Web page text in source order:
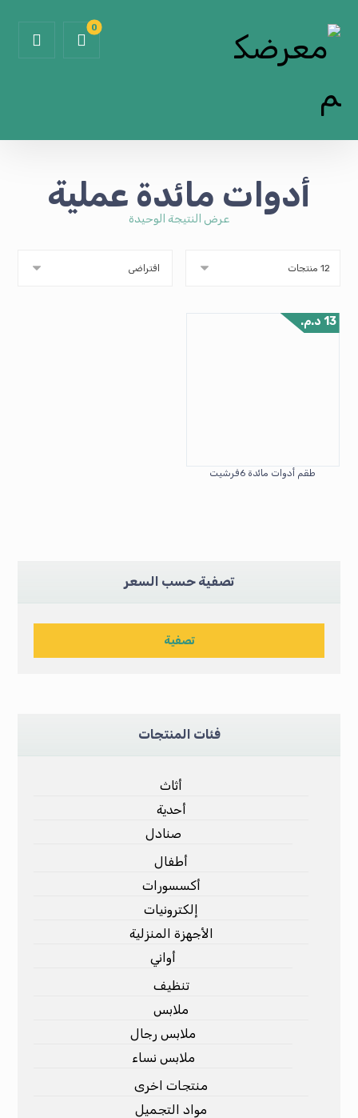
أدوات مائدة عملية
عرض النتيجة الوحيدة
طقم أدوات مائدة 6فرشيت
13 د.م.
تصفية حسب السعر
تصفية
فئات المنتجات
أثاث
أحدية
صنادل
أطفال
أكسسورات
إلكترونيات
الأجهزة المنزلية
أواني
تنظيف
ملابس
ملابس رجال
ملابس نساء
منتجات اخرى
مواد التجميل